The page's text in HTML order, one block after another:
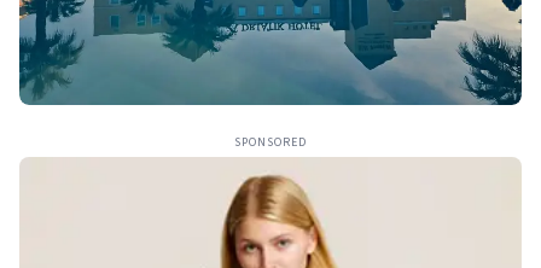
SPONSORED